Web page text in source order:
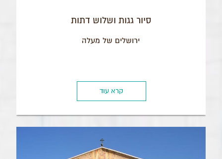
סיור גגות ושלוש דתות
ירושלים של מעלה
קרא עוד